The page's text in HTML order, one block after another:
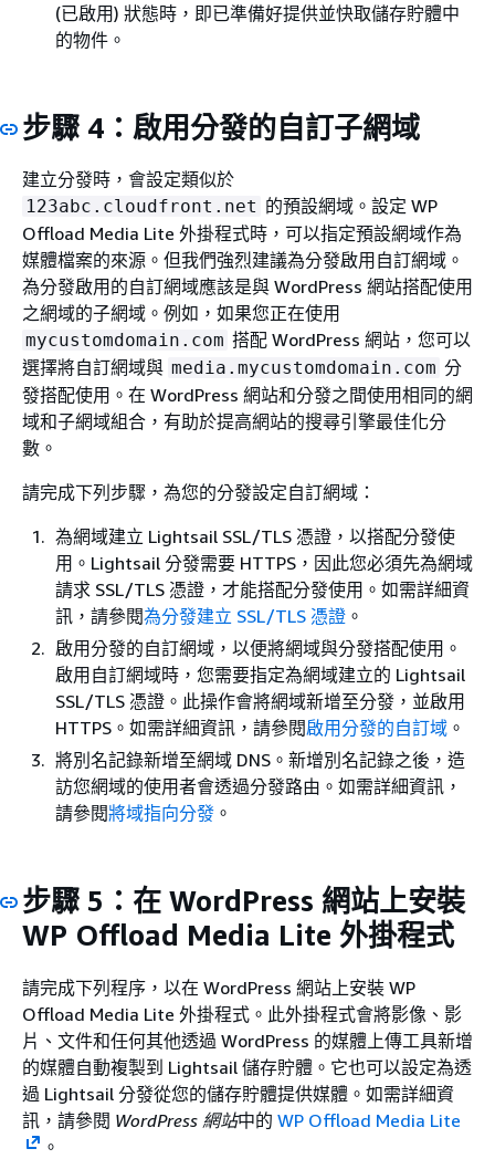
(已啟用) 狀態時，即已準備好提供並快取儲存貯體中
的物件。
步驟 4：啟用分發的自訂子網域
建立分發時，會設定類似於
123abc.cloudfront.net 的預設網域。設定 WP
Offload Media Lite 外掛程式時，可以指定預設網域作為
媒體檔案的來源。但我們強烈建議為分發啟用自訂網域。
為分發啟用的自訂網域應該是與 WordPress 網站搭配使用
之網域的子網域。例如，如果您正在使用
mycustomdomain.com 搭配 WordPress 網站，您可以
選擇將自訂網域與 media.mycustomdomain.com 分
發搭配使用。在 WordPress 網站和分發之間使用相同的網
域和子網域組合，有助於提高網站的搜尋引擎最佳化分
數。
請完成下列步驟，為您的分發設定自訂網域：
為網域建立 Lightsail SSL/TLS 憑證，以搭配分發使
用。Lightsail 分發需要 HTTPS，因此您必須先為網域
請求 SSL/TLS 憑證，才能搭配分發使用。如需詳細資
訊，請參閱為分發建立 SSL/TLS 憑證 。
啟用分發的自訂網域，以便將網域與分發搭配使用。
啟用自訂網域時，您需要指定為網域建立的 Lightsail
SSL/TLS 憑證。此操作會將網域新增至分發，並啟用
HTTPS。如需詳細資訊，請參閱啟用分發的自訂域 。
將別名記錄新增至網域 DNS。新增別名記錄之後，造
訪您網域的使用者會透過分發路由。如需詳細資訊，
請參閱將域指向分發 。
步驟 5：在 WordPress 網站上安裝
WP Offload Media Lite 外掛程式
請完成下列程序，以在 WordPress 網站上安裝 WP
Offload Media Lite 外掛程式。此外掛程式會將影像、影
片、文件和任何其他透過 WordPress 的媒體上傳工具新增
的媒體自動複製到 Lightsail 儲存貯體。它也可以設定為透
過 Lightsail 分發從您的儲存貯體提供媒體。如需詳細資
訊，請參閱 WordPress 網站中的 WP Offload Media Lite
。